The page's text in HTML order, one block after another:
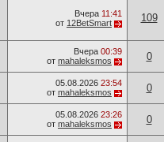
Вчера 11:41
от 12BetSmart 109
Вчера 00:39
от mahaleksmos 0
05.08.2026 23:54
от mahaleksmos 0
05.08.2026 23:26
от mahaleksmos 0